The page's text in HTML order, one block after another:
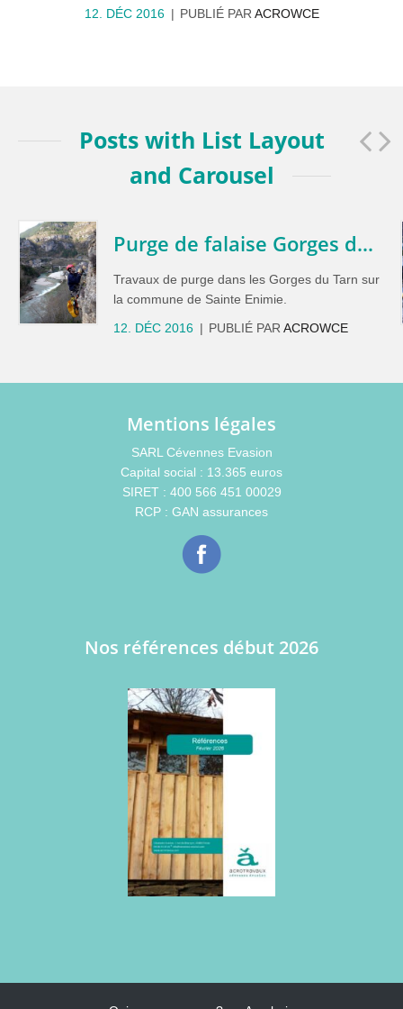
12. DÉC 2016
PUBLIÉ PARACROWCE
Posts with List Layout
and Carousel
Purge de falaise Gorges du Tarn
Travaux de purge dans les Gorges du Tarn sur
la commune de Sainte Enimie.
12. DÉC 2016
PUBLIÉ PARACROWCE
Mentions légales
SARL Cévennes Evasion
Capital social : 13.365 euros
SIRET : 400 566 451 00029
RCP : GAN assurances
Nos références début 2026